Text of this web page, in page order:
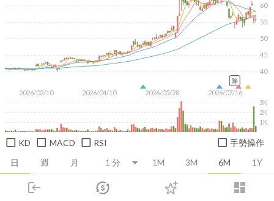
login dashboard
市場 登入
日 週 月 1M 3M 6M 1Y
2026/02/10 2026/04/10 2026/05/28 2026/07/16
40
45
50
55
60
1K
2K
3K
除
KD MACD RSI 手勢操作
推薦卡片 消息面 財務報